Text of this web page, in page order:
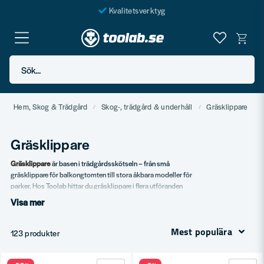
Kvalitetsverktyg
Fraktfritt över 999 SEK*
En järnhandel för alla
Sök...
Hem, Skog & Trädgård Skog-, trädgård & underhåll Gräsklippare
Gräsklippare
Gräsklippareär basen i trädgårdsskötseln – från små
gräsklippare för balkongtomten till stora åkbara modeller för
parker. Hos Toolab hittar du gräsklippare i flera utföranden
för olika tomtstorlekar.
Bensingräsklippare.
Visa mer
123 produkter Mest populära